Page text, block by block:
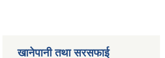
खानेपानी तथा सरसफाई